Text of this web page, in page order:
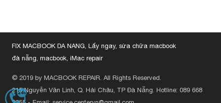
HOTLINE
FIX MACBOOK DA NANG, Lấy ngay, sửa chữa macbook
đà nẵng, macbook, iMac repair
© 2019 by MACBOOK REPAIR. All Rights Reserved.
215 Nguyễn Văn Linh, Q. Hải Châu, TP Đà Nẵng. Hotline: 089 668